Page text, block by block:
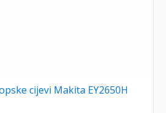
cijevi Makita EY2650H